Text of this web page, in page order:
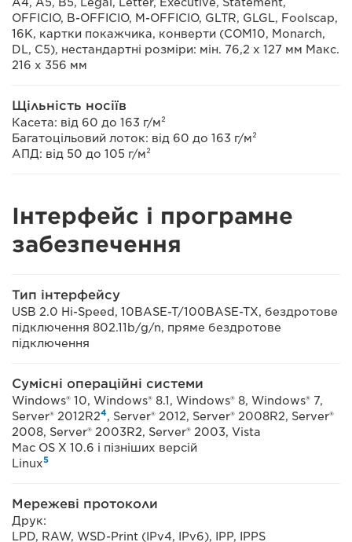
OFFICIO, B-OFFICIO, M-OFFICIO, GLTR, GLGL, Foolscap,
16K, картки покажчика, конверти (COM10, Monarch,
DL, C5), нестандартні розміри: мін. 76,2 x 127 мм Макс.
216 x 356 мм
Щільність носіїв
Касета: від 60 до 163 г/м²
Багатоцільовий лоток: від 60 до 163 г/м²
АПД: від 50 до 105 г/м²
Інтерфейс і програмне
забезпечення
Тип інтерфейсу
USB 2.0 Hi-Speed, 10BASE-T/100BASE-TX, бездротове
підключення 802.11b/g/n, пряме бездротове
підключення
Сумісні операційні системи
Windows® 10, Windows® 8.1, Windows® 8, Windows® 7,
Server® 2012R24, Server® 2012, Server® 2008R2, Server®
2008, Server® 2003R2, Server® 2003, Vista
Mac OS X 10.6 і пізніших версій
Linux5
Мережеві протоколи
Друк:
LPD, RAW, WSD-Print (IPv4, IPv6), IPP, IPPS